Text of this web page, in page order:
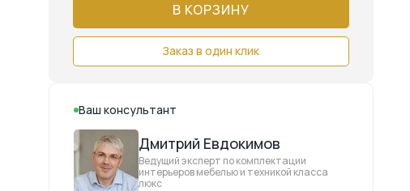
В КОРЗИНУ
Заказ в один клик
Ваш консультант
Дмитрий Евдокимов
Ведущий эксперт по комплектации
интерьеров мебелью и техникой класса
люкс